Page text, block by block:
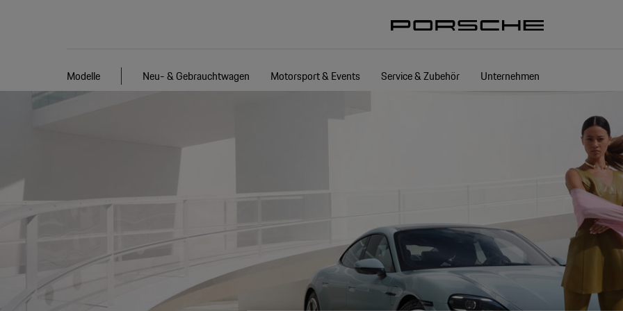
Modelle Neu- & Gebrauchtwagen Motorsport & Events Service & Zubehör Unternehmen